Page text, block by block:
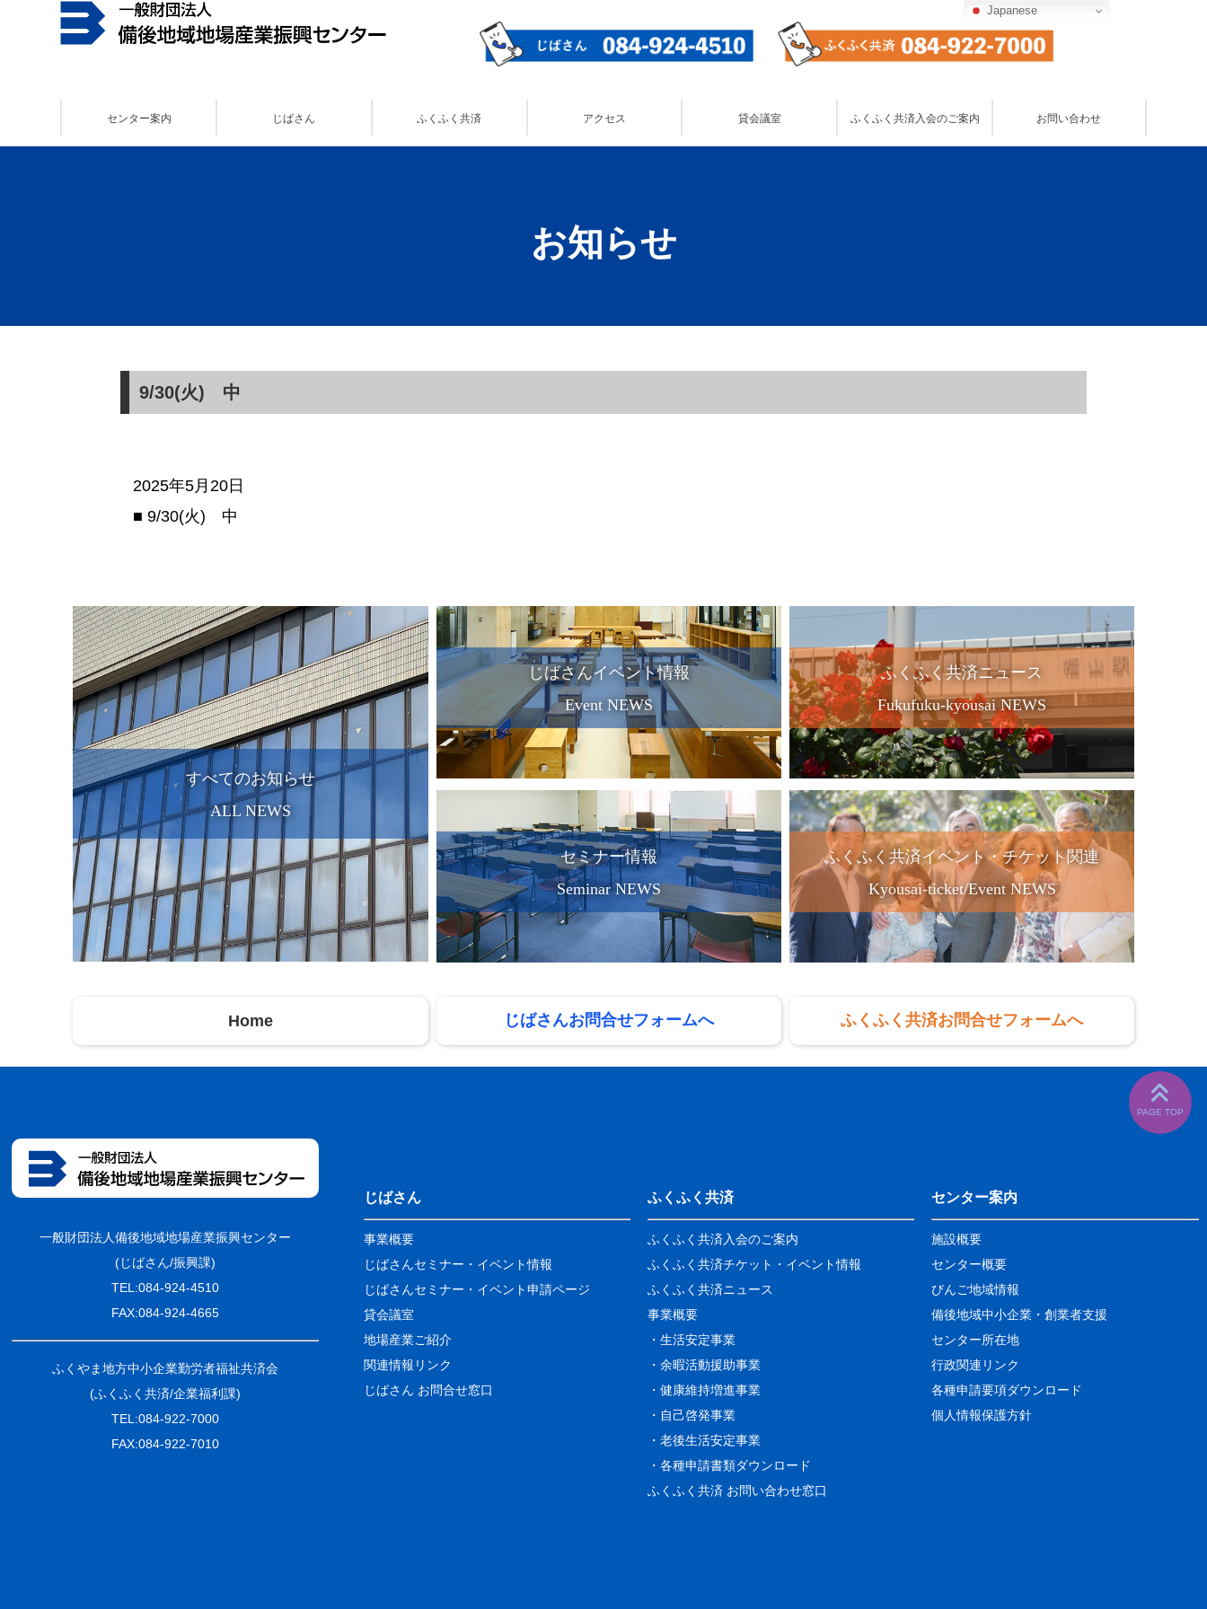
センター案内 じばさん ふくふく共済 アクセス 貸会議室 ふくふく共済入会のご案内 お問い合わせ
お知らせ
9/30(火) 中
2025年5月20日
■ 9/30(火) 中
すべてのお知らせ
ALL NEWS
じばさんイベント情報
Event NEWS
セミナー情報
Seminar NEWS
ふくふく共済ニュース
Fukufuku-kyousai NEWS
ふくふく共済イベント・チケット関連
Kyousai-ticket/Event NEWS
Home じばさんお問合せフォームへ ふくふく共済お問合せフォームへ
一般財団法人備後地域地場産業振興センター
(じばさん/振興課)
TEL:084-924-4510
FAX:084-924-4665
ふくやま地方中小企業勤労者福祉共済会
(ふくふく共済/企業福利課)
TEL:084-922-7000
FAX:084-922-7010
じばさん
事業概要
じばさんセミナー・イベント情報
じばさんセミナー・イベント申請ページ
貸会議室
地場産業ご紹介
関連情報リンク
じばさん お問合せ窓口
ふくふく共済
ふくふく共済入会のご案内
ふくふく共済チケット・イベント情報
ふくふく共済ニュース
事業概要
・生活安定事業
・余暇活動援助事業
・健康維持増進事業
・自己啓発事業
・老後生活安定事業
・各種申請書類ダウンロード
ふくふく共済 お問い合わせ窓口
センター案内
施設概要
センター概要
びんご地域情報
備後地域中小企業・創業者支援
センター所在地
行政関連リンク
各種申請要項ダウンロード
個人情報保護方針
Japanese